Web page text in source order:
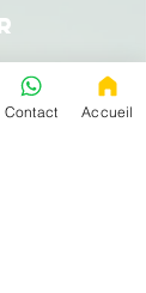
Contact Accueil